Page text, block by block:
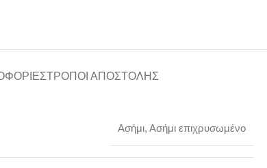
ΤΡΌΠΟΙ ΑΠΟΣΤΟΛΉΣ
Ασήμι, Ασήμι επιχρυσωμένο